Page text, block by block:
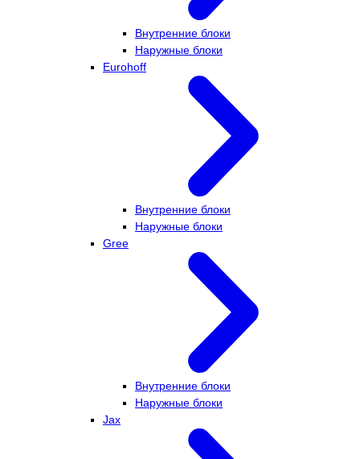
Внутренние блоки
Наружные блоки
Eurohoff
Внутренние блоки
Наружные блоки
Gree
Внутренние блоки
Наружные блоки
Jax